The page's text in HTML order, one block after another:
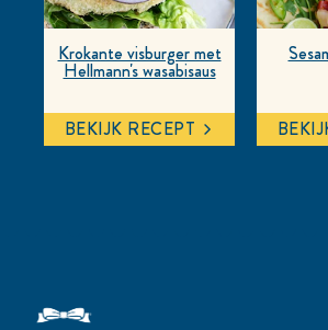
Krokante visburger met
Hellmann's wasabisaus
BEKIJK RECEPT